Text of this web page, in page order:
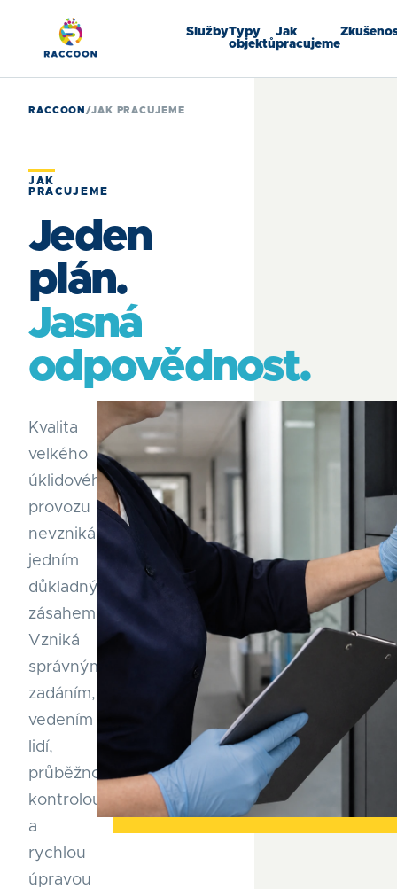
SlužbyTypy
objektů
Jak
pracujeme
RACCOON/JAK PRACUJEME
JAK
PRACUJEME
Jeden
plán.
Jasná
odpovědnost.
Kvalita
velkého
úklidového
provozu
nevzniká
jedním
důkladným
zásahem.
Vzniká
správným
zadáním,
vedením
lidí,
průběžnou
kontrolou
a
rychlou
úpravou